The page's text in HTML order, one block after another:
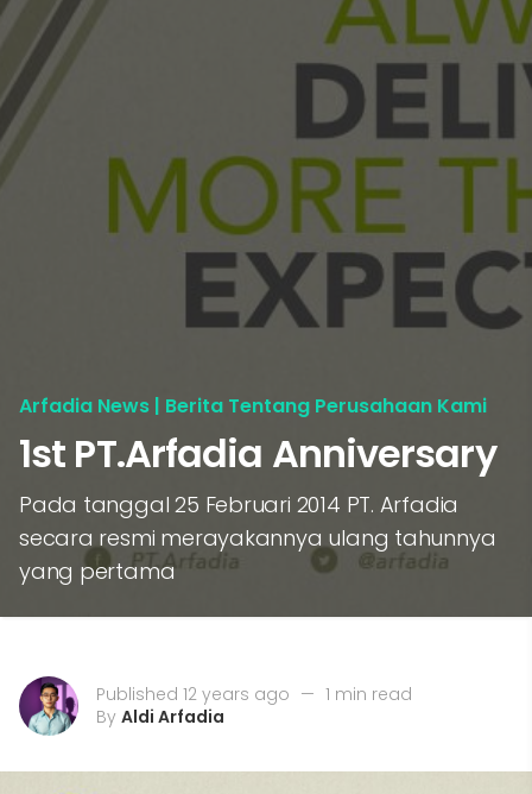
Arfadia News | Berita Tentang Perusahaan Kami
1st PT.Arfadia Anniversary
Pada tanggal 25 Februari 2014 PT. Arfadia
secara resmi merayakannya ulang tahunnya
yang pertama
Published 12 years ago — 1 min read
By Aldi Arfadia